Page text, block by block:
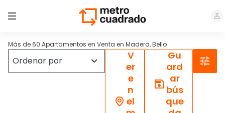
Más de 60 Apartamentos en Venta en Madera, Bello
V
er
e
n
el
Gu
ard
ar
bús
que